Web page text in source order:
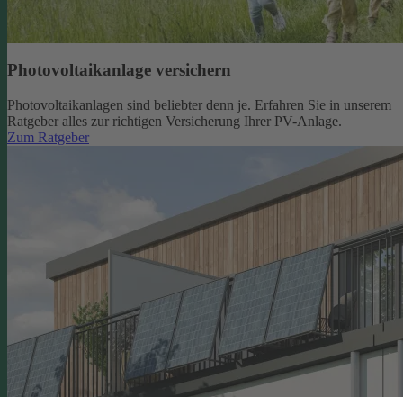
Photovoltaikanlage versichern
Photovoltaikanlagen sind beliebter denn je. Erfahren Sie in unserem
Ratgeber alles zur richtigen Versicherung Ihrer PV-Anlage.
Zum Ratgeber